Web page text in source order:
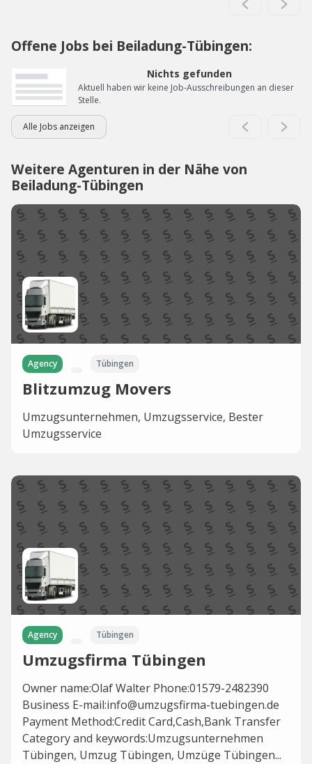
Offene Jobs bei Beiladung-Tübingen:
Nichts gefunden
Aktuell haben wir keine Job-Ausschreibungen an dieser
Stelle.
Alle Jobs anzeigen
Weitere Agenturen in der Nähe von
Beiladung-Tübingen
Agency Tübingen
Blitzumzug Movers
Umzugsunternehmen, Umzugsservice, Bester
Umzugsservice
Agency Tübingen
Umzugsfirma Tübingen
Owner name:Olaf Walter Phone:01579-2482390
Business E-mail:info@umzugsfirma-tuebingen.de
Payment Method:Credit Card,Cash,Bank Transfer
Category and keywords:Umzugsunternehmen
Tübingen, Umzug Tübingen, Umzüge Tübingen...